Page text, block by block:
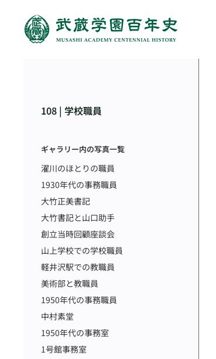
108 | 学校職員
ギャラリー内の写真一覧
濯川のほとりの職員
1930年代の事務職員
大竹正美書記
大竹書記と山口助手
創立当時回顧座談会
山上学校での学校職員
軽井沢駅での教職員
美術部と教職員
1950年代の事務職員
中村素堂
1950年代の事務室
1号館事務室